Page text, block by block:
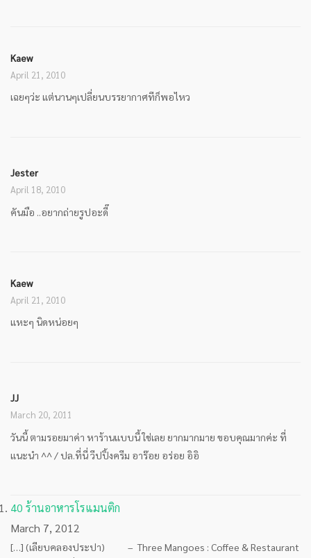
Kaew
April 21, 2010
เฉยๆว่ะ แต่นานๆเปลี่ยนบรรยากาศทีก็พอไหว
Jester
April 18, 2010
คันมือ ..อยากถ่ายรูปอะดี๊
Kaew
April 21, 2010
แหะๆ นิดหน่อยๆ
JJ
March 20, 2011
วันนี้ ตามรอยมาค่า หาร้านแบบนี้ ใช่เลย ยากมากมาย ขอบคุณมากค่ะ ที่
แนะนำ ^^ / ปล.ที่นี่ วีปปิ้งครีม อาร๊อย อร่อย อิอิ
40 ร้านอาหารโรแมนติก
March 7, 2012
[…] (เลียบคลองประปา) – Three Mangoes : Coffee & Restaurant